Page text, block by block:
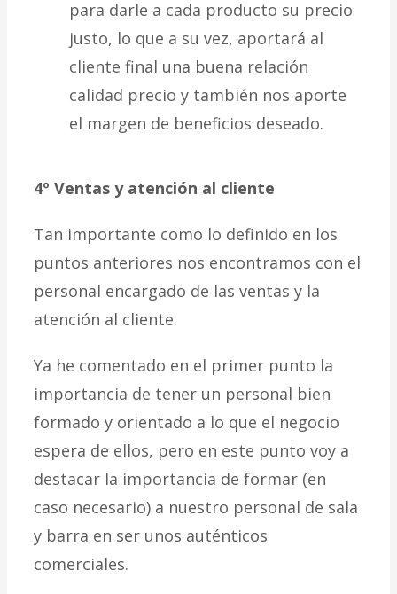
para darle a cada producto su precio
justo, lo que a su vez, aportará al
cliente final una buena relación
calidad precio y también nos aporte
el margen de beneficios deseado.
4º Ventas y atención al cliente
Tan importante como lo definido en los
puntos anteriores nos encontramos con el
personal encargado de las ventas y la
atención al cliente.
Ya he comentado en el primer punto la
importancia de tener un personal bien
formado y orientado a lo que el negocio
espera de ellos, pero en este punto voy a
destacar la importancia de formar (en
caso necesario) a nuestro personal de sala
y barra en ser unos auténticos
comerciales.